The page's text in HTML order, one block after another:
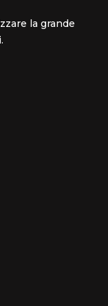
la grande